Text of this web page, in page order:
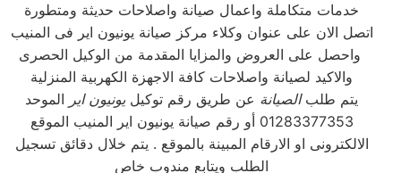
خدمات متكاملة واعمال صيانة واصلاحات حديثة ومتطورة
اتصل الان على عنوان وكلاء مركز صيانة يونيون اير فى المنيب
واحصل على العروض والمزايا المقدمة من الوكيل الحصرى
والاكيد لصيانة واصلاحات كافة الاجهزة الكهربية المنزلية
يتم طلبالصيانة عن طريق رقم توكيل يونيون اير الموحد
01283377353 أو رقم صيانة يونيون اير المنيب الموقع
الالكترونى او الارقام المبينة بالموقع . يتم خلال دقائق تسجيل
الطلب ويتابع مندوب خاص